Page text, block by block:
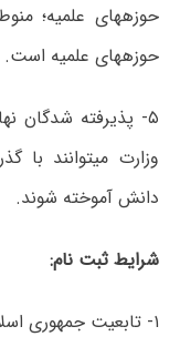
حوزههای علمیه؛
حوزههای علمیه است.
۵- پذیرفته شدگان
وزارت میتوانند با
دانش آموخته شوند.
شرایط ثبت نام:
۱- تابعیت جمهوری اسلامی ایران؛